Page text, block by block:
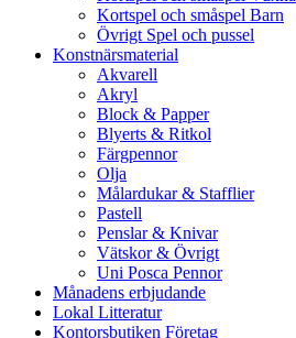
Kortspel och småspel Barn
Övrigt Spel och pussel
Konstnärsmaterial
Akvarell
Akryl
Block & Papper
Blyerts & Ritkol
Färgpennor
Olja
Målardukar & Stafflier
Pastell
Penslar & Knivar
Vätskor & Övrigt
Uni Posca Pennor
Månadens erbjudande
Lokal Litteratur
Kontorsbutiken Företag